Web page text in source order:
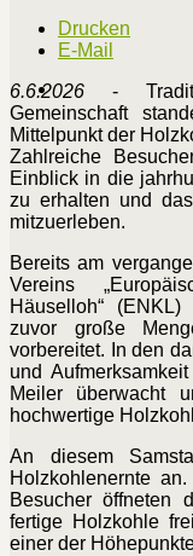
Drucken
E-Mail
6.6.2026 -
Gemeinschaft
Mittelpunkt der
Zahlreiche
Einblick in die
zu erhalten und
mitzuerleben.
Bereits am
Vereins
Häuselloh“
zuvor große
vorbereitet. In den
und
Meiler überwacht
hochwertige
An diesem
Holzkohlenernte
Besucher öffneten
fertige Holzkohle
einer der